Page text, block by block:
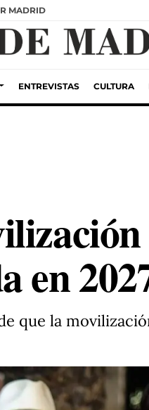
MADRID
ENTREVISTAS CULTURA
en
que la